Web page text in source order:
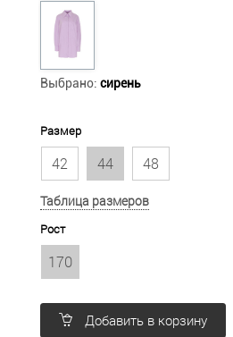
Выбрано: сирень
Размер
42 44 48
Таблица размеров
Рост
170
Добавить в корзину